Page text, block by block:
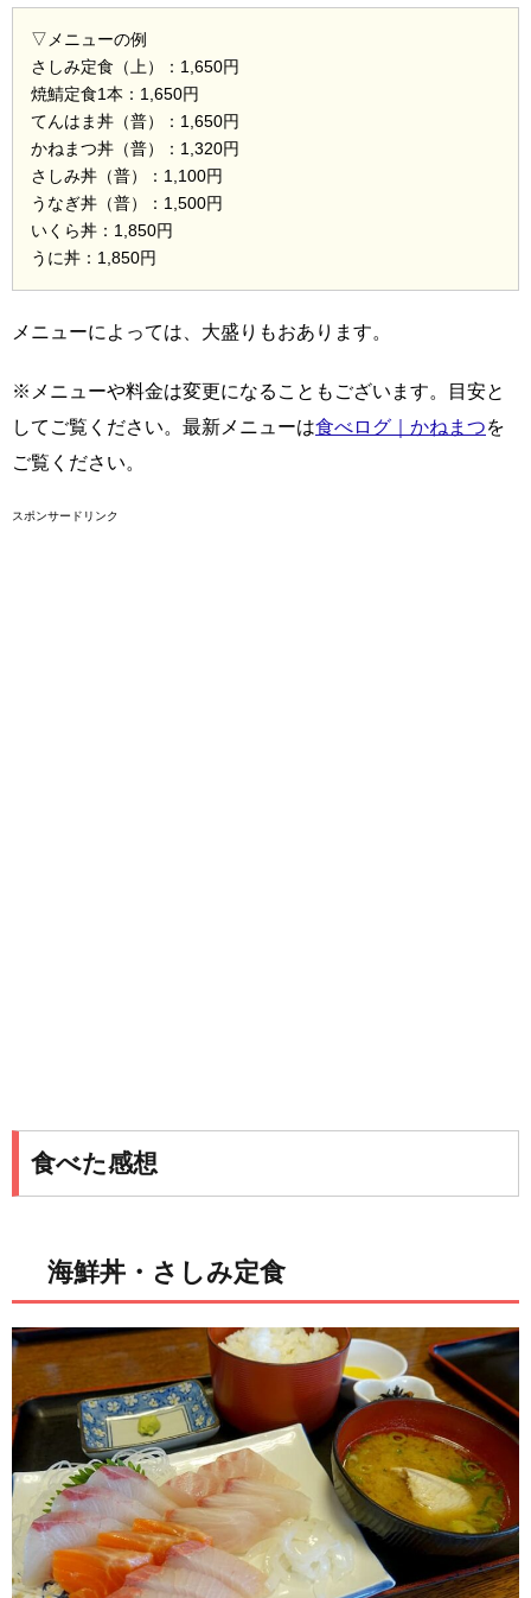
▽メニューの例
さしみ定食（上）：1,650円
焼鯖定食1本：1,650円
てんはま丼（普）：1,650円
かねまつ丼（普）：1,320円
さしみ丼（普）：1,100円
うなぎ丼（普）：1,500円
いくら丼：1,850円
うに丼：1,850円
メニューによっては、大盛りもおあります。
※メニューや料金は変更になることもございます。目安と
してご覧ください。最新メニューは食べログ｜かねまつを
ご覧ください。
スポンサードリンク
食べた感想
海鮮丼・さしみ定食